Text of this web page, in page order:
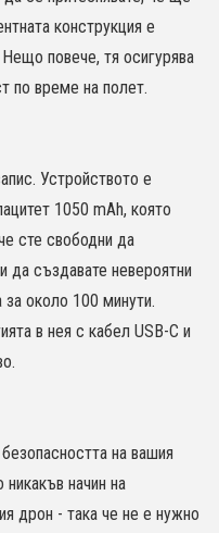
конструкция е
повече, тя осигурява
по време на полет.
Устройството е
1050 mAh, която
сте свободни да
да създавате невероятни
около 100 минути.
в нея с кабел USB-C и
на вашия
начин на
дрон - така че не е нужно